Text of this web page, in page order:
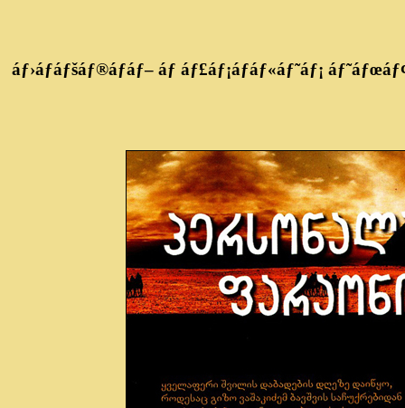
áƒ›áƒáƒšáƒ®áƒáƒ– áƒ áƒ£áƒ¡áƒáƒ«áƒ˜áƒ¡